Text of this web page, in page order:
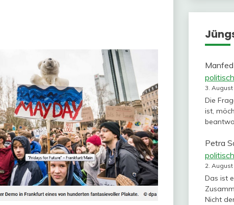
politisch
3. August
Die
ist,
Petra
politisch
2. August
Das ist
Nicht